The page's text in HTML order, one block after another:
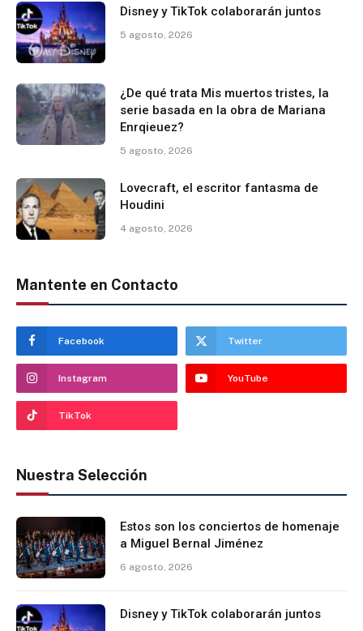
Disney y TikTok colaborarán juntos
5 agosto, 2026
¿De qué trata Mis muertos tristes, la
serie basada en la obra de Mariana
Enrqieuez?
5 agosto, 2026
Lovecraft, el escritor fantasma de
Houdini
4 agosto, 2026
Mantente en Contacto
Facebook Twitter
Instagram YouTube
TikTok
Nuestra Selección
Estos son los conciertos de homenaje
a Miguel Bernal Jiménez
6 agosto, 2026
Disney y TikTok colaborarán juntos